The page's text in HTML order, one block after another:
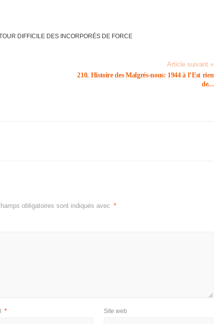
DIFFI­CILE DES INCOR­PO­RÉS DE FORCE
Article suivant »
210. Histoire des Malgrés-nous: 1944 à l’Est rien
de...
obligatoires sont indiqués avec *
* Site web